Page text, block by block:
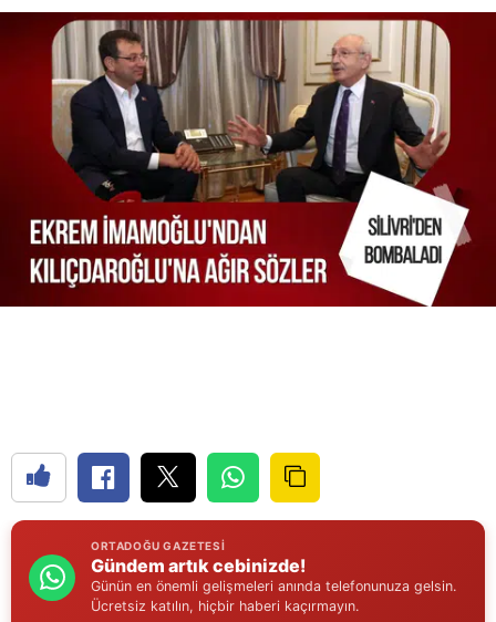
Burdur
Bursa
Çanakkale
Çankırı
Çorum
Denizli
Erzurum
Eskişehir
Gaziantep
Giresun
ORTADOĞU GAZETESI
Gündem artık cebinizde!
Günün en önemli gelişmeleri anında telefonunuza gelsin.
Ücretsiz katılın, hiçbir haberi kaçırmayın.